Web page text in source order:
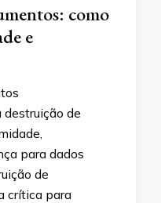
como
e
de
para dados
de
crítica para